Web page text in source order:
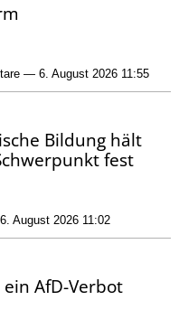
— 6. August 2026 11:55
Bildung hält
fest
August 2026 11:02
AfD-Verbot